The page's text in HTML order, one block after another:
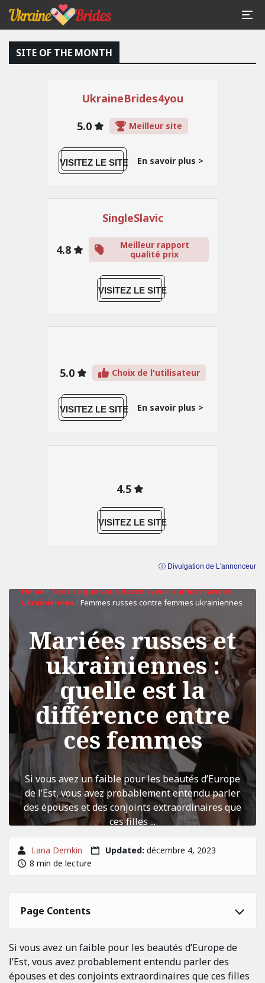
Home/Tout ce que vous devez savoir sur les mariées
ukrainiennes / Femmes russes contre femmes ukrainiennes
Mariées russes et
ukrainiennes :
quelle est la
différence entre
ces femmes
Si vous avez un faible pour les beautés d’Europe
de l’Est, vous avez probablement entendu parler
des épouses et des conjoints extraordinaires que
ces filles ...
Lana Demkin Updated: décembre 4, 2023
8 min de lecture
Page Contents
Si vous avez un faible pour les beautés d’Europe de
l’Est, vous avez probablement entendu parler des
épouses et des conjoints extraordinaires que ces filles
SITE OF THE MONTH
UkraineBrides4you
5.0
Meilleur site
VISITEZ LE SITE En savoir plus >
SingleSlavic
4.8
Meilleur rapport
qualité prix
VISITEZ LE SITE
5.0 Choix de l'utilisateur
VISITEZ LE SITE En savoir plus >
4.5
VISITEZ LE SITE
ⓘ Divulgation de L'annonceur